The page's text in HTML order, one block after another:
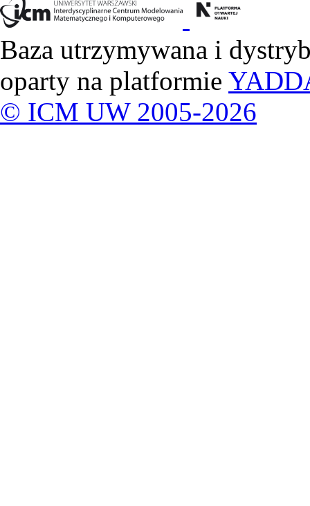
Baza utrzymywana i
oparty na platformie
© ICM UW 2005-2026